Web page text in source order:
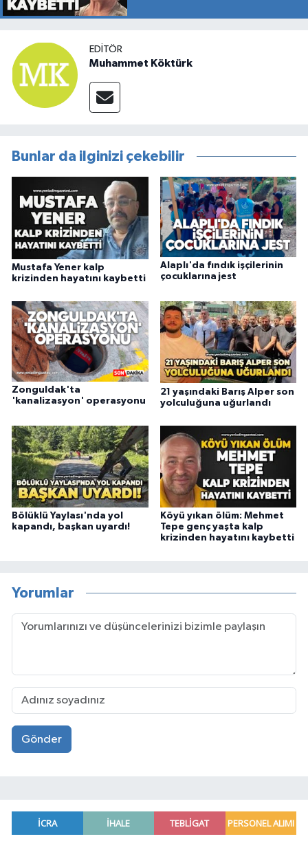
EDITÖR
Muhammet Köktürk
Bunlar da ilginizi çekebilir
Mustafa Yener kalp
krizinden hayatını kaybetti
Alaplı'da fındık işçilerinin
çocuklarına jest
Zonguldak'ta
'kanalizasyon' operasyonu
21 yaşındaki Barış Alper son
yolculuğuna uğurlandı
Bölüklü Yaylası'nda yol
kapandı, başkan uyardı!
Köyü yıkan ölüm: Mehmet
Tepe genç yaşta kalp
krizinden hayatını kaybetti
Yorumlar
Gönder